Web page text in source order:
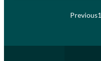
Previous1